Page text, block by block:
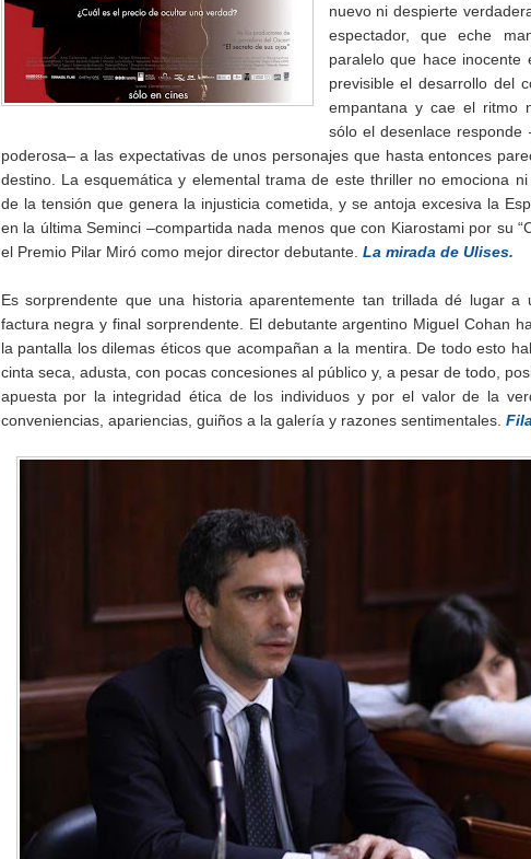
nuevo ni despierte
espectador, que eche
paralelo que hace inocente
previsible el desarrollo del
empantana y cae el ritmo
sólo el desenlace responde
poderosa– a las expectativas de unos personajes que hasta entonces
destino. La esquemática y elemental trama de este thriller no emociona
de la tensión que genera la injusticia cometida, y se antoja excesiva la
en la última Seminci –compartida nada menos que con Kiarostami por su
el Premio Pilar Miró como mejor director debutante. La mirada de Ulises.
Es sorprendente que una historia aparentemente tan trillada dé lugar a
factura negra y final sorprendente. El debutante argentino Miguel Cohan
la pantalla los dilemas éticos que acompañan a la mentira. De todo esto
cinta seca, adusta, con pocas concesiones al público y, a pesar de todo,
apuesta por la integridad ética de los individuos y por el valor de la
conveniencias, apariencias, guiños a la galería y razones sentimentales.